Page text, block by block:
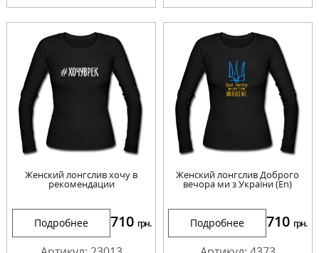
Женский лонгслив хочу в
рекомендации
Подробнее 710 грн.
Женский лонгслив Доброго
вечора ми з України (En)
Подробнее 710 грн.